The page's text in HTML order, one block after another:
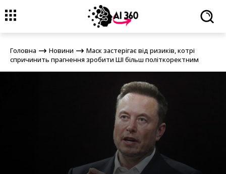
Головна
Маск застерігає від ризиків, котрі спричинить
прагнення зробити ШІ більш політкоректним
Головна Новини
Маск застерігає від ризиків, котрі
спричинить прагнення зробити ШІ більш політкоректним